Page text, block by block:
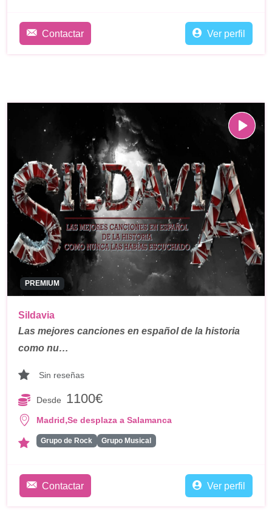
Contactar Ver perfil
PREMIUM
Sildavia
Las mejores canciones en español de la historia
como nu…
Sin reseñas
Desde 1100€
Madrid,Se desplaza a Salamanca
Grupo de Rock Grupo Musical
Contactar Ver perfil